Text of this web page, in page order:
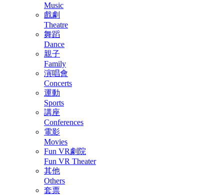
Music
戲劇
Theatre
舞蹈
Dance
親子
Family
演唱會
Concerts
運動
Sports
講座
Conferences
電影
Movies
Fun VR劇院
Fun VR Theater
其他
Others
套票